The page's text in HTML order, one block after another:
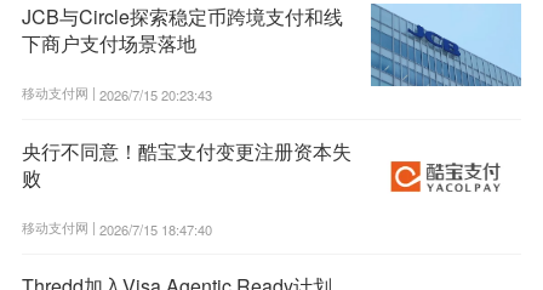
JCB与Circle探索稳定币跨境支付和线
下商户支付场景落地
移动支付网 | 2026/7/15 20:23:43
央行不同意！酷宝支付变更注册资本失
败
移动支付网 | 2026/7/15 18:47:40